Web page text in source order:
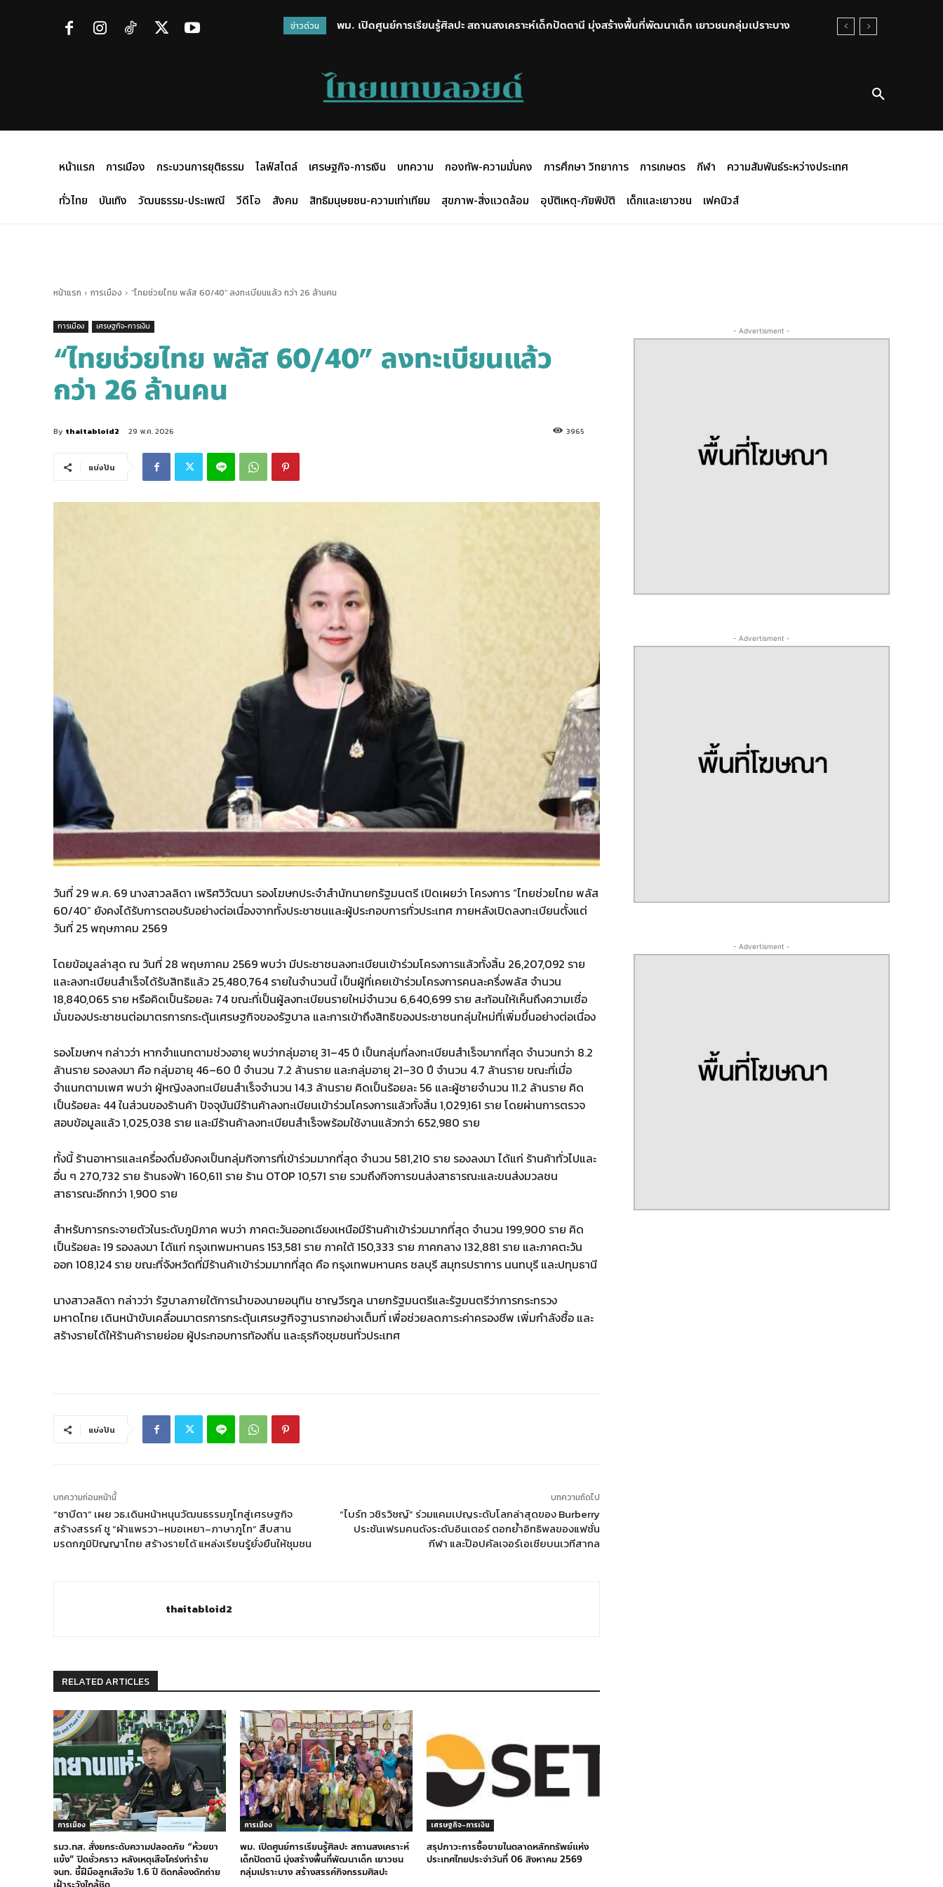
ข่าวด่วน
พม. เปิดศูนย์การเรียนรู้ศิลปะ สถานสงเคราะห์เด็กปัตตานี มุ่งสร้างพื้นที่พัฒนาเด็ก เยาวชนกลุ่มเปราะบาง
หน้าแรก การเมือง กระบวนการยุติธรรม ไลฟ์สไตล์ เศรษฐกิจ-การเงิน บทความ กองทัพ-ความมั่นคง การศึกษา วิทยาการ การเกษตร กีฬา
ความสัมพันธ์ระหว่างประเทศ
ทั่วไทย
บันเทิง วัฒนธรรม-ประเพณี วีดีโอ สังคม สิทธิมนุษยชน-ความเท่าเทียม สุขภาพ-สิ่งแวดล้อม อุบัติเหตุ-ภัยพิบัติ เด็กและเยาวชน เฟคนิวส์
หน้าแรก การเมือง “ไทยช่วยไทย พลัส 60/40” ลงทะเบียนแล้ว กว่า 26 ล้านคน
การเมือง เศรษฐกิจ-การเงิน
“ไทยช่วยไทย พลัส 60/40” ลงทะเบียนแล้ว
กว่า 26 ล้านคน
By thaitabloid2 29 พ.ค. 2026 3965
แบ่งปัน
วันที่ 29 พ.ค. 69 นางสาวลลิดา เพริศวิวัฒนา รองโฆษกประจำสำนักนายกรัฐมนตรี เปิดเผยว่า โครงการ “ไทยช่วยไทย พลัส
60/40” ยังคงได้รับการตอบรับอย่างต่อเนื่องจากทั้งประชาชนและผู้ประกอบการทั่วประเทศ ภายหลังเปิดลงทะเบียนตั้งแต่
วันที่ 25 พฤษภาคม 2569
โดยข้อมูลล่าสุด ณ วันที่ 28 พฤษภาคม 2569 พบว่า มีประชาชนลงทะเบียนเข้าร่วมโครงการแล้วทั้งสิ้น 26,207,092 ราย
และลงทะเบียนสำเร็จได้รับสิทธิแล้ว 25,480,764 รายในจำนวนนี้ เป็นผู้ที่เคยเข้าร่วมโครงการคนละครึ่งพลัส จำนวน
18,840,065 ราย หรือคิดเป็นร้อยละ 74 ขณะที่เป็นผู้ลงทะเบียนรายใหม่จำนวน 6,640,699 ราย สะท้อนให้เห็นถึงความเชื่อ
มั่นของประชาชนต่อมาตรการกระตุ้นเศรษฐกิจของรัฐบาล และการเข้าถึงสิทธิของประชาชนกลุ่มใหม่ที่เพิ่มขึ้นอย่างต่อเนื่อง
รองโฆษกฯ กล่าวว่า หากจำแนกตามช่วงอายุ พบว่ากลุ่มอายุ 31–45 ปี เป็นกลุ่มที่ลงทะเบียนสำเร็จมากที่สุด จำนวนกว่า 8.2
ล้านราย รองลงมา คือ กลุ่มอายุ 46–60 ปี จำนวน 7.2 ล้านราย และกลุ่มอายุ 21–30 ปี จำนวน 4.7 ล้านราย ขณะที่เมื่อ
จำแนกตามเพศ พบว่า ผู้หญิงลงทะเบียนสำเร็จจำนวน 14.3 ล้านราย คิดเป็นร้อยละ 56 และผู้ชายจำนวน 11.2 ล้านราย คิด
เป็นร้อยละ 44 ในส่วนของร้านค้า ปัจจุบันมีร้านค้าลงทะเบียนเข้าร่วมโครงการแล้วทั้งสิ้น 1,029,161 ราย โดยผ่านการตรวจ
สอบข้อมูลแล้ว 1,025,038 ราย และมีร้านค้าลงทะเบียนสำเร็จพร้อมใช้งานแล้วกว่า 652,980 ราย
ทั้งนี้ ร้านอาหารและเครื่องดื่มยังคงเป็นกลุ่มกิจการที่เข้าร่วมมากที่สุด จำนวน 581,210 ราย รองลงมา ได้แก่ ร้านค้าทั่วไปและ
อื่น ๆ 270,732 ราย ร้านธงฟ้า 160,611 ราย ร้าน OTOP 10,571 ราย รวมถึงกิจการขนส่งสาธารณะและขนส่งมวลชน
สาธารณะอีกกว่า 1,900 ราย
สำหรับการกระจายตัวในระดับภูมิภาค พบว่า ภาคตะวันออกเฉียงเหนือมีร้านค้าเข้าร่วมมากที่สุด จำนวน 199,900 ราย คิด
เป็นร้อยละ 19 รองลงมา ได้แก่ กรุงเทพมหานคร 153,581 ราย ภาคใต้ 150,333 ราย ภาคกลาง 132,881 ราย และภาคตะวัน
ออก 108,124 ราย ขณะที่จังหวัดที่มีร้านค้าเข้าร่วมมากที่สุด คือ กรุงเทพมหานคร ชลบุรี สมุทรปราการ นนทบุรี และปทุมธานี
นางสาวลลิดา กล่าวว่า รัฐบาลภายใต้การนำของนายอนุทิน ชาญวีรกูล นายกรัฐมนตรีและรัฐมนตรีว่าการกระทรวง
มหาดไทย เดินหน้าขับเคลื่อนมาตรการกระตุ้นเศรษฐกิจฐานรากอย่างเต็มที่ เพื่อช่วยลดภาระค่าครองชีพ เพิ่มกำลังซื้อ และ
สร้างรายได้ให้ร้านค้ารายย่อย ผู้ประกอบการท้องถิ่น และธุรกิจชุมชนทั่วประเทศ
แบ่งปัน
บทความก่อนหน้านี้
“ซาบีดา” เผย วธ.เดินหน้าหนุนวัฒนธรรมภูไทสู่เศรษฐกิจ
สร้างสรรค์ ชู “ผ้าแพรวา–หมอเหยา–ภาษาภูไท” สืบสาน
มรดกภูมิปัญญาไทย สร้างรายได้ แหล่งเรียนรู้ยั่งยืนให้ชุมชน
บทความถัดไป
“ไบร์ท วชิรวิชญ์” ร่วมแคมเปญระดับโลกล่าสุดของ Burberry
ประชันเฟรมคนดังระดับอินเตอร์ ตอกย้ำอิทธิพลของแฟชั่น
กีฬา และป๊อปคัลเจอร์เอเชียบนเวทีสากล
thaitabloid2
RELATED ARTICLES
การเมือง
รมว.ทส. สั่งยกระดับความปลอดภัย “ห้วยขา
แข้ง” ปิดชั่วคราว หลังเหตุเสือโคร่งทำร้าย
จนท. ชี้ฝีมือลูกเสือวัย 1.6 ปี ติดกล้องดักถ่าย
การเมือง
พม. เปิดศูนย์การเรียนรู้ศิลปะ สถานสงเคราะห์
เด็กปัตตานี มุ่งสร้างพื้นที่พัฒนาเด็ก เยาวชน
กลุ่มเปราะบาง สร้างสรรค์กิจกรรมศิลปะ
เศรษฐกิจ-การเงิน
สรุปภาวะการซื้อขายในตลาดหลักทรัพย์แห่ง
ประเทศไทยประจำวันที่ 06 สิงหาคม 2569
- Advertisment -
- Advertisment -
- Advertisment -